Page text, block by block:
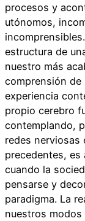
procesos y
utónomos,
estructura de
nuestro más
comprensión de
experiencia
propio cerebro
contemplando,
redes nerviosas
precedentes, es
cuando la
pensarse y
paradigma. La
nuestros modos